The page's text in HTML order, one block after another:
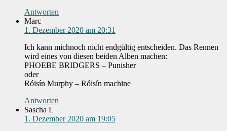
Antworten
Marc
1. Dezember 2020 am 20:31
Ich kann michnoch nicht endgültig entscheiden. Das Rennen
wird eines von diesen beiden Alben machen:
PHOEBE BRIDGERS – Punisher
oder
Róisín Murphy – Róisín machine
Antworten
Sascha L
1. Dezember 2020 am 19:05